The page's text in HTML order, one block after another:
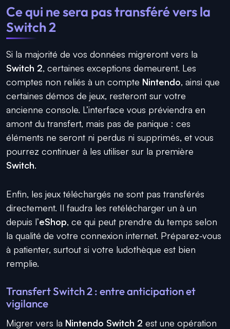
Ce qui ne sera pas transféré vers la
Switch 2
Si la majorité de vos données migreront vers la
Switch 2, certaines exceptions demeurent. Les
comptes non reliés à un compte Nintendo, ainsi que
certaines démos de jeux, resteront sur votre
ancienne console. L’interface vous préviendra en
amont du transfert, mais pas de panique : ces
éléments ne seront ni perdus ni supprimés, et vous
pourrez continuer à les utiliser sur la première
Switch.
Enfin, les jeux téléchargés ne sont pas transférés
directement. Il faudra les retélécharger un à un
depuis l’eShop, ce qui peut prendre du temps selon
la qualité de votre connexion internet. Préparez-vous
à patienter, surtout si votre ludothèque est bien
remplie.
Transfert Switch 2 : entre anticipation et
vigilance
Migrer vers la Nintendo Switch 2 est une opération